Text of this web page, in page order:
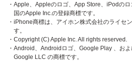
・Apple、Appleのロゴ、App Store、iPodの
国のApple Inc.の登録商標です。
・iPhone商標は、アイホン株式会社のライセ
す。
・Copyright (C) Apple Inc. All rights reserved.
・Android、Androidロゴ、Google Play 、およ
Google LLC の商標です。